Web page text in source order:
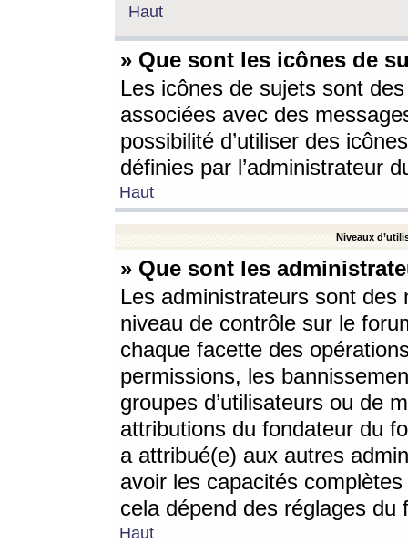
Haut
» Que sont les icônes de
Les icônes de sujets sont
associées avec des
possibilité d’utiliser des
définies par l’administrateur
Haut
Niveaux
» Que sont les
Les administrateurs sont
niveau de contrôle sur le
chaque facette des
permissions, les
groupes d’utilisateurs ou de
attributions du fondateur du
a attribué(e) aux autres
avoir les capacités
cela dépend des réglages du
Haut